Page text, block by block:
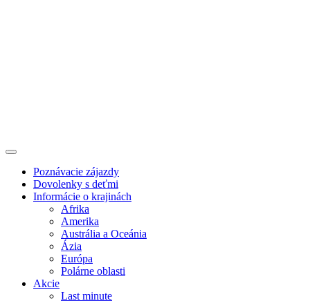
Poznávacie zájazdy
Dovolenky s deťmi
Informácie o krajinách
Afrika
Amerika
Austrália a Oceánia
Ázia
Európa
Polárne oblasti
Akcie
Last minute